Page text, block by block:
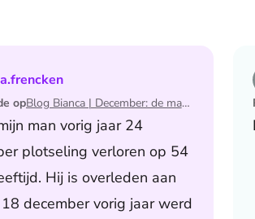
man verloor
op Blog Bianca | December: de maand waarin ik mijn man verloor
man vorig jaar 24
plotseling verloren op 54
Hij is overleden aan
december vorig jaar werd
artikel Blog Bianca | December: de maand